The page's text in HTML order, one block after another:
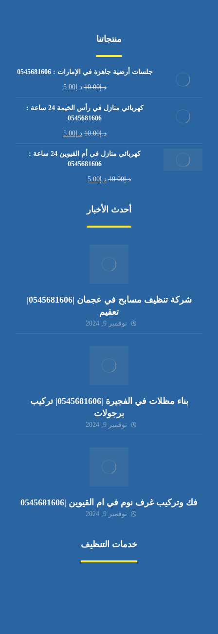
منتجاتنا
جلسات أرضية جاهزة في الإمارات : 0545681606
د.إ10.00 د.إ5.00
كهربائي منازل في رأس الخيمة 24 ساعة :
0545681606
د.إ10.00 د.إ5.00
كهربائي منازل في أم القيوين 24 ساعة :
0545681606
د.إ10.00 د.إ5.00
أحدث الأخبار
شركة تنظيف مسابح في عجمان |0545681606|
تعقيم
نوفمبر 9, 2024
بناء مظلات في الفجيرة |0545681606| تركيب
برجولات
نوفمبر 9, 2024
فك وتركيب غرف نوم في ام القيوين |0545681606
نوفمبر 9, 2024
خدمات التنظيف